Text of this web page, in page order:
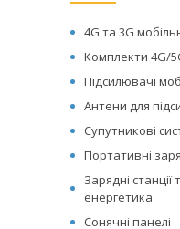
4G та 3G
Комплекти 4G/
Підсилювачі
Антени для
Супутникові
Портативні
Зарядні
енергетика
Сонячні панелі